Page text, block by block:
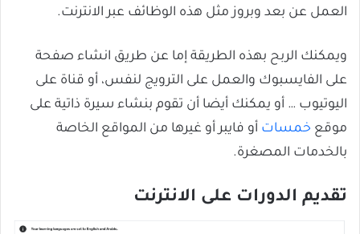
العمل عن بعد وبروز مثل هذه الوظائف عبر الانترنت.
ويمكنك الربح بهذه الطريقة إما عن طريق انشاء صفحة
على الفايسبوك والعمل على الترويج لنفس، أو قناة على
اليوتيوب … أو يمكنك أيضا أن تقوم بنشاء سيرة ذاتية على
موقع خمسات أو فايبر أو غيرها من المواقع الخاصة
بالخدمات المصغرة.
تقديم الدورات على الانترنت